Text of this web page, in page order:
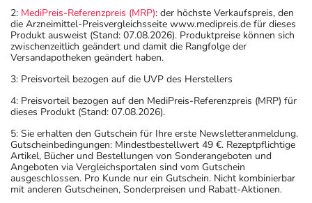
Aufbewahrung
Aufbewahrung
Das Arzneimittel muss
- vor Feuchtigkeit geschützt (z.B. im fest verschlossenen
- im Dunkeln (z.B. im Umkarton)
aufbewahrt werden.
Wichtige Hinweise
2: MediPreis-Referenzpreis (MRP): der höchste Verkaufspreis, den
die Arzneimittel-Preisvergleichsseite www.medipreis.de für dieses
Produkt ausweist (Stand: 07.08.2026). Produktpreise können sich
zwischenzeitlich geändert und damit die Rangfolge der
Versandapotheken geändert haben.
3: Preisvorteil bezogen auf die UVP des Herstellers
4: Preisvorteil bezogen auf den MediPreis-Referenzpreis (MRP) für
dieses Produkt (Stand: 07.08.2026).
5: Sie erhalten den Gutschein für Ihre erste Newsletteranmeldung.
Gutscheinbedingungen: Mindestbestellwert 49 €. Rezeptpflichtige
Artikel, Bücher und Bestellungen von Sonderangeboten und
Angeboten via Vergleichsportalen sind vom Gutschein
ausgeschlossen. Pro Kunde nur ein Gutschein. Nicht kombinierbar
mit anderen Gutscheinen, Sonderpreisen und Rabatt-Aktionen.